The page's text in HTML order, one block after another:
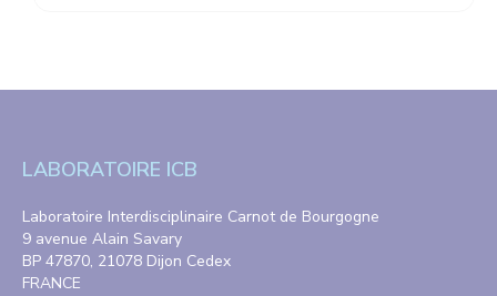
LABORATOIRE ICB
Laboratoire Interdisciplinaire Carnot de Bourgogne
9 avenue Alain Savary
BP 47870, 21078 Dijon Cedex
FRANCE